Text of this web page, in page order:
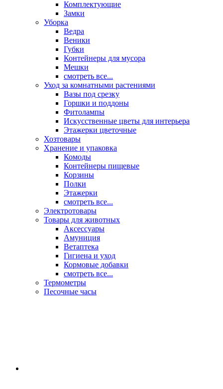
Комплектующие
Замки
Уборка
Ведра
Веники
Губки
Контейнеры для мусора
Мешки
смотреть все...
Уход за комнатными растениями
Вазы под срезку
Горшки и поддоны
Фитолампы
Искусственные цветы для интерьера
Этажерки цветочные
Хозтовары
Хранение и упаковка
Комоды
Контейнеры пищевые
Корзины
Полки
Этажерки
смотреть все...
Электротовары
Товары для животных
Аксессуары
Амуниция
Ветаптека
Гигиена и уход
Кормовые добавки
смотреть все...
Термометры
Песочные часы